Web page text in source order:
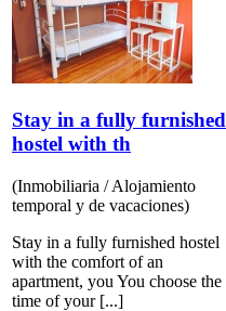
Stay in a fully furnished
hostel with th
(Inmobiliaria / Alojamiento
temporal y de vacaciones)
Stay in a fully furnished hostel
with the comfort of an
apartment, you You choose the
time of your [...]